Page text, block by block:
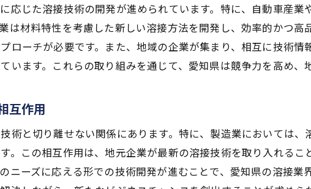
国際市場に向けた技術開発
世界が注目する溶接技術の魅力
海外企業との連携事例
国際基準に準拠した技術の導入
持続可能な開発を支える新素材と技術革新
エコフレンドリーな新素材の開発
応じた溶接技術の開発が進められています。特に、自動車産
は材料特性を考慮した新しい溶接方法を開発し、効率的かつ
ローチが必要です。また、地域の企業が集まり、相互に技術
います。これらの取り組みを通じて、愛知県は競争力を高め、
互作用
術と切り離せない関係にあります。特に、製造業においては
。この相互作用は、地元企業が最新の溶接技術を取り入れる
ニーズに応える形での技術開発が進むことで、愛知県の溶接